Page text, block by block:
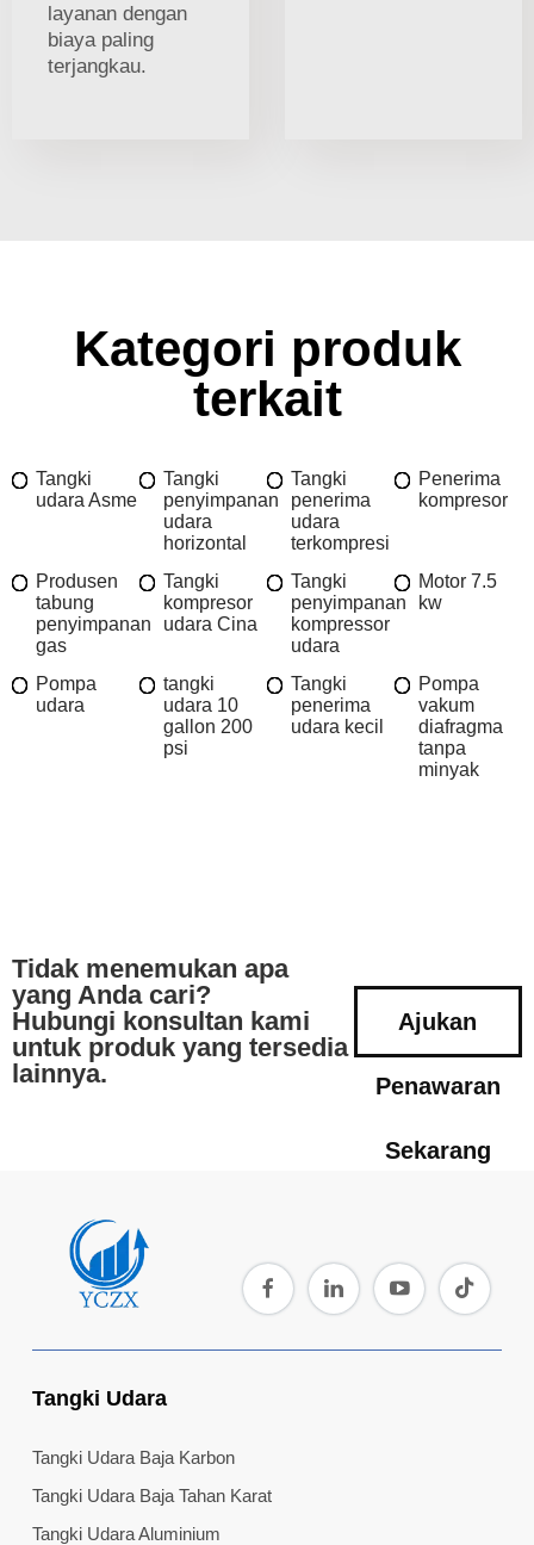
layanan dengan
biaya paling
terjangkau.
Kategori produk
terkait
Tangki
udara Asme
Tangki
penyimpanan
udara
horizontal
Tangki
penerima
udara
terkompresi
Penerima
kompresor
Produsen
tabung
penyimpanan
gas
Tangki
kompresor
udara Cina
Tangki
penyimpanan
kompressor
udara
Motor 7.5
kw
Pompa
udara
tangki
udara 10
gallon 200
psi
Tangki
penerima
udara kecil
Pompa
vakum
diafragma
tanpa
minyak
Tidak menemukan apa
yang Anda cari?
Hubungi konsultan kami
untuk produk yang tersedia
lainnya.
Ajukan
Penawaran
Sekarang
Tangki Udara
Tangki Udara Baja Karbon
Tangki Udara Baja Tahan Karat
Tangki Udara Aluminium